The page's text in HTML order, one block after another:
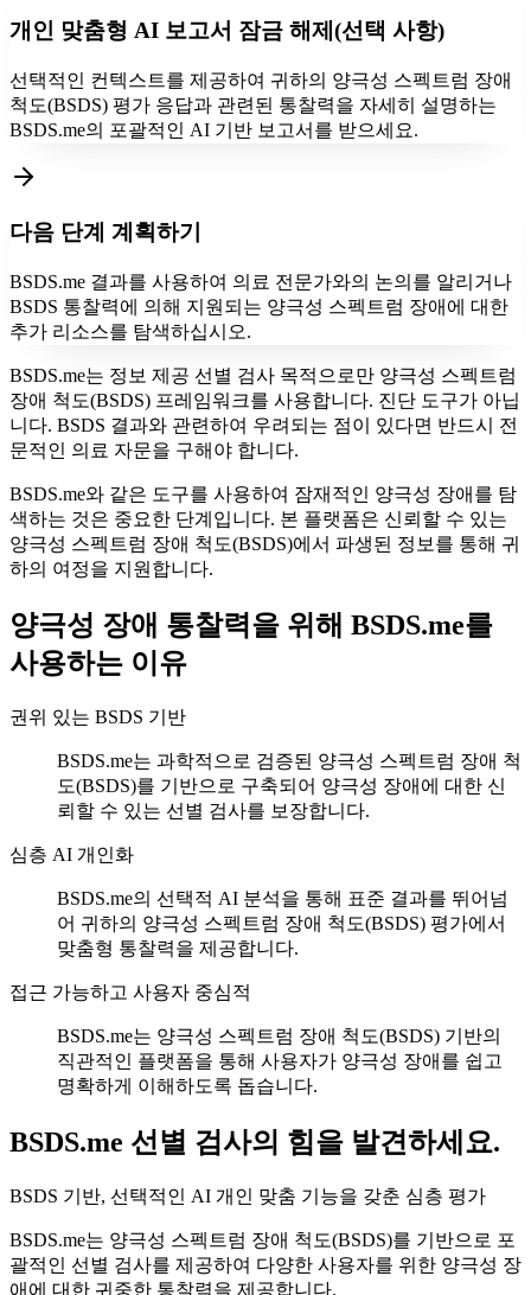
개인 맞춤형 AI 보고서 잠금 해제(선택 사항)
선택적인 컨텍스트를 제공하여 귀하의 양극성 스펙트럼 장애
척도(BSDS) 평가 응답과 관련된 통찰력을 자세히 설명하는
BSDS.me의 포괄적인 AI 기반 보고서를 받으세요.
다음 단계 계획하기
BSDS.me 결과를 사용하여 의료 전문가와의 논의를 알리거나
BSDS 통찰력에 의해 지원되는 양극성 스펙트럼 장애에 대한
추가 리소스를 탐색하십시오.
BSDS.me는 정보 제공 선별 검사 목적으로만 양극성 스펙트럼
장애 척도(BSDS) 프레임워크를 사용합니다. 진단 도구가 아닙
니다. BSDS 결과와 관련하여 우려되는 점이 있다면 반드시 전
문적인 의료 자문을 구해야 합니다.
BSDS.me와 같은 도구를 사용하여 잠재적인 양극성 장애를 탐
색하는 것은 중요한 단계입니다. 본 플랫폼은 신뢰할 수 있는
양극성 스펙트럼 장애 척도(BSDS)에서 파생된 정보를 통해 귀
하의 여정을 지원합니다.
양극성 장애 통찰력을 위해 BSDS.me를
사용하는 이유
권위 있는 BSDS 기반
BSDS.me는 과학적으로 검증된 양극성 스펙트럼 장애 척
도(BSDS)를 기반으로 구축되어 양극성 장애에 대한 신
뢰할 수 있는 선별 검사를 보장합니다.
심층 AI 개인화
BSDS.me의 선택적 AI 분석을 통해 표준 결과를 뛰어넘
어 귀하의 양극성 스펙트럼 장애 척도(BSDS) 평가에서
맞춤형 통찰력을 제공합니다.
접근 가능하고 사용자 중심적
BSDS.me는 양극성 스펙트럼 장애 척도(BSDS) 기반의
직관적인 플랫폼을 통해 사용자가 양극성 장애를 쉽고
명확하게 이해하도록 돕습니다.
BSDS.me 선별 검사의 힘을 발견하세요.
BSDS 기반, 선택적인 AI 개인 맞춤 기능을 갖춘 심층 평가
BSDS.me는 양극성 스펙트럼 장애 척도(BSDS)를 기반으로 포
괄적인 선별 검사를 제공하여 다양한 사용자를 위한 양극성 장
애에 대한 귀중한 통찰력을 제공합니다.